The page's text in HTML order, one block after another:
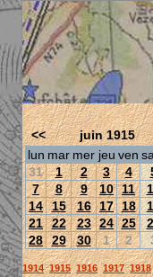
<< juin 1915
lun mar mer jeu ven
31
1 2 3 4
7
8 9 10 11
14 15 16 17 18
21 22 23 24 25
28 29 30 1 2
1914 1915 1916 1917 1918